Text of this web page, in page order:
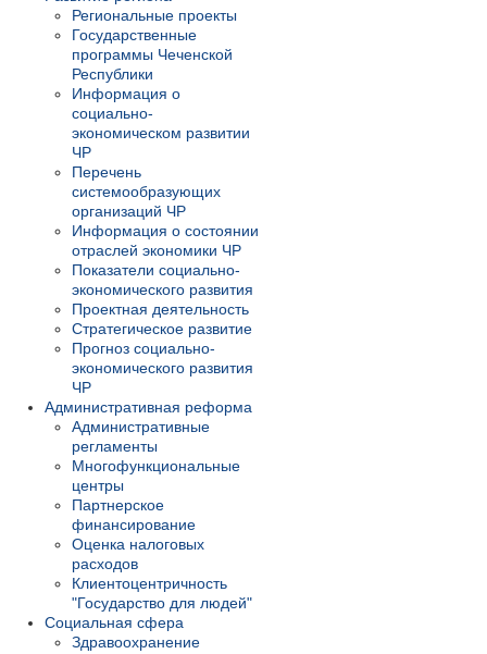
Региональные проекты
Государственные
программы Чеченской
Республики
Информация о
социально-
экономическом развитии
ЧР
Перечень
системообразующих
организаций ЧР
Информация о состоянии
отраслей экономики ЧР
Показатели социально-
экономического развития
Проектная деятельность
Стратегическое развитие
Прогноз социально-
экономического развития
ЧР
Административная реформа
Административные
регламенты
Многофункциональные
центры
Партнерское
финансирование
Оценка налоговых
расходов
Клиентоцентричность
"Государство для людей"
Социальная сфера
Здравоохранение